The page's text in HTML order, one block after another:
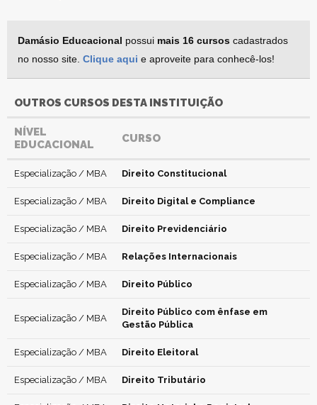
Damásio Educacional possui mais 16 cursos cadastrados
no nosso site. Clique aqui e aproveite para conhecê-los!
OUTROS CURSOS DESTA INSTITUIÇÃO
NÍVEL
EDUCACIONAL
CURSO
Especialização / MBA Direito Constitucional
Especialização / MBA Direito Digital e Compliance
Especialização / MBA Direito Previdenciário
Especialização / MBA Relações Internacionais
Especialização / MBA Direito Público
Especialização / MBA
Direito Público com ênfase em
Gestão Pública
Especialização / MBA Direito Eleitoral
Especialização / MBA Direito Tributário